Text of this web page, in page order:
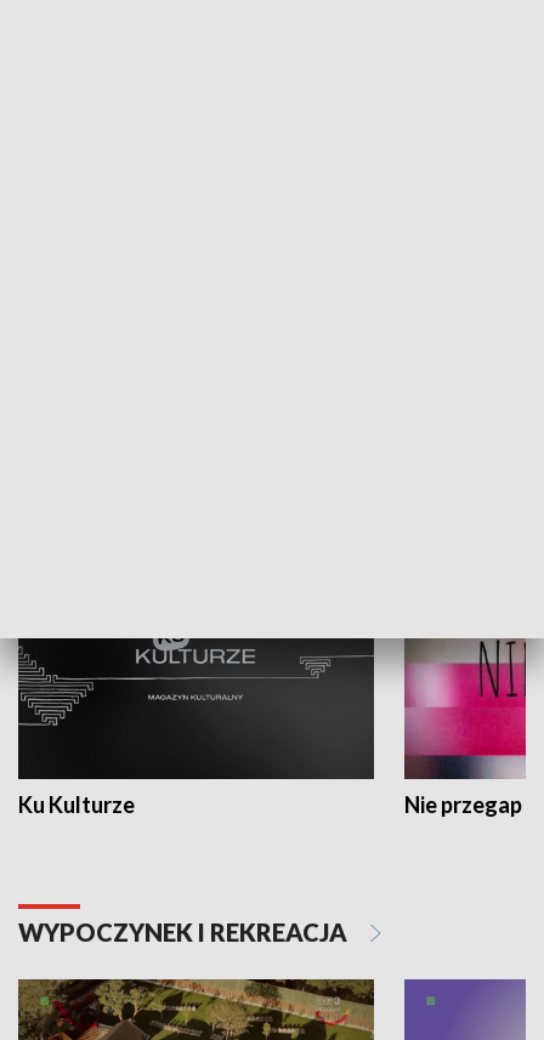
Ku Kulturze Nie przegap
WYPOCZYNEK I REKREACJA